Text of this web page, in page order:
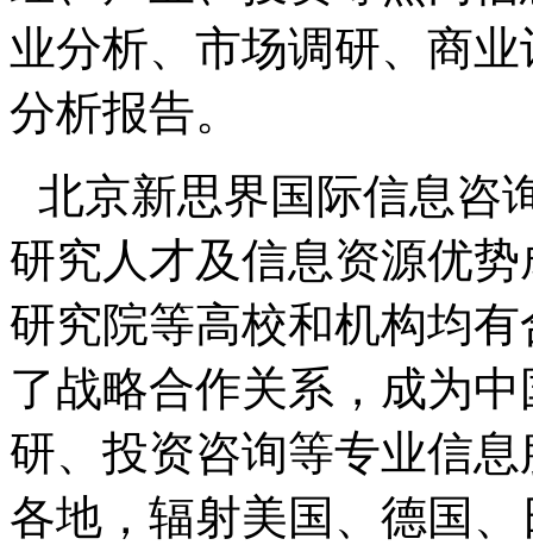
业分析、市场调研、商
分析报告。
北京新思界国际信息咨
研究人才及信息资源优
研究院等高校和机构均
了战略合作关系，成为
研、投资咨询等专业信
各地，辐射美国、德国